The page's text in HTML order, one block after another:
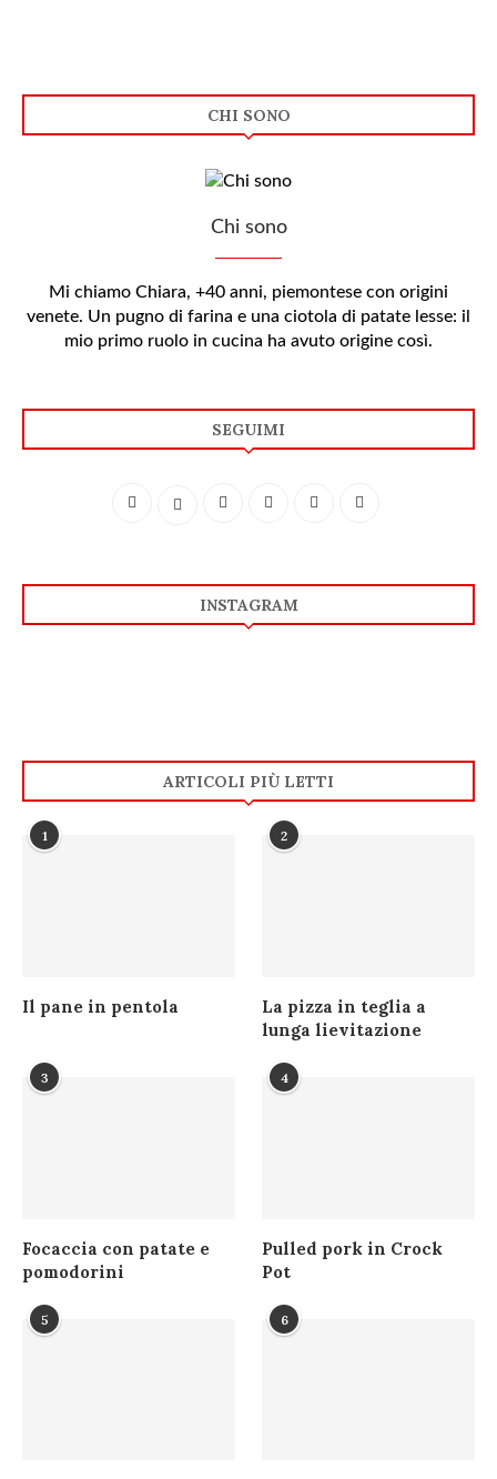
CHI SONO
Chi sono
Mi chiamo Chiara, +40 anni, piemontese con origini
venete. Un pugno di farina e una ciotola di patate lesse: il
mio primo ruolo in cucina ha avuto origine così.
SEGUIMI
INSTAGRAM
ARTICOLI PIÙ LETTI
1
Il pane in pentola
2
La pizza in teglia a
lunga lievitazione
3
Focaccia con patate e
pomodorini
4
Pulled pork in Crock
Pot
5 6